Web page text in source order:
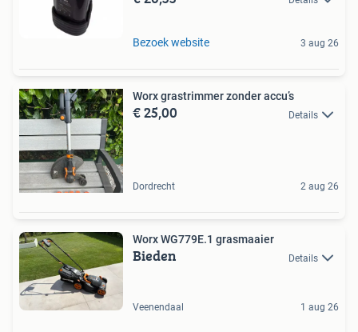
Bezoek website 3 aug 26
Worx grastrimmer zonder accu’s
€ 25,00 Details
Dordrecht 2 aug 26
Worx WG779E.1 grasmaaier
Bieden Details
Veenendaal 1 aug 26